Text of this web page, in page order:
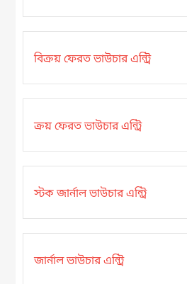
বিক্রয় ফেরত ভাউচার এন্ট্রি
ক্রয় ফেরত ভাউচার এন্ট্রি
স্টক জার্নাল ভাউচার এন্ট্রি
জার্নাল ভাউচার এন্ট্রি